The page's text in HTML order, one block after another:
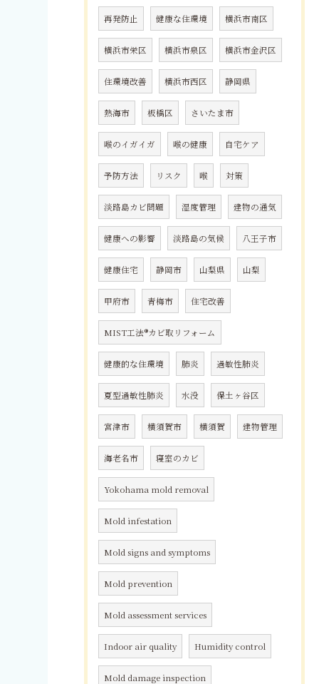
再発防止 健康な住環境 横浜市南区
横浜市栄区 横浜市泉区 横浜市金沢区
住環境改善 横浜市西区 静岡県
熱海市 板橋区 さいたま市
喉のイガイガ 喉の健康 自宅ケア
予防方法 リスク 喉 対策
淡路島カビ問題 湿度管理 建物の通気
健康への影響 淡路島の気候 八王子市
健康住宅 静岡市 山梨県 山梨
甲府市 青梅市 住宅改善
MIST工法®カビ取リフォーム
健康的な住環境 肺炎 過敏性肺炎
夏型過敏性肺炎 水没 保土ヶ谷区
宮津市 横須賀市 横須賀 建物管理
海老名市 寝室のカビ
Yokohama mold removal
Mold infestation
Mold signs and symptoms
Mold prevention
Mold assessment services
Indoor air quality Humidity control
Mold damage inspection